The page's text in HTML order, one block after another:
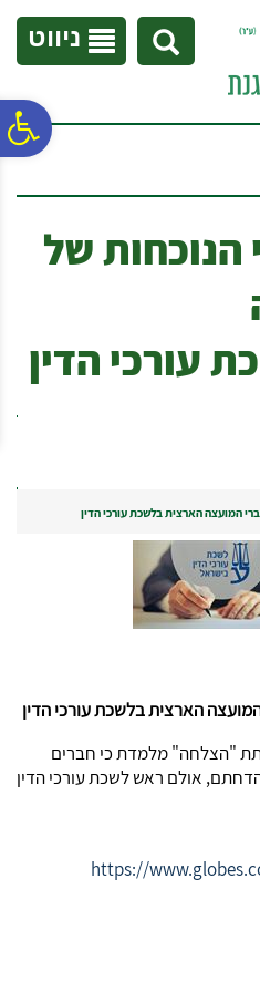
נגישות
אתר
ניווט
הנוכחות של
עורכי הדין
המועצה הארצית בלשכת עורכי הדין
הארציתבלשכת עורכי הדין
"הצלחה" מלמדת כי חברים
אולם ראש לשכת עורכי הדין
https://